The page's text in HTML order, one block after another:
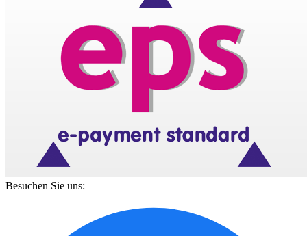
Besuchen Sie uns: